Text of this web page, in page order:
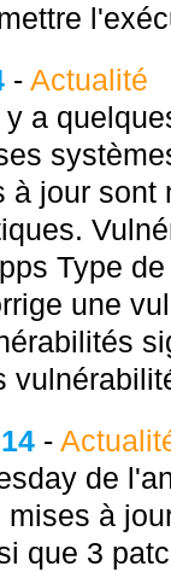
- Actualité
a
à jour
Type
une
-
de
à
que 3